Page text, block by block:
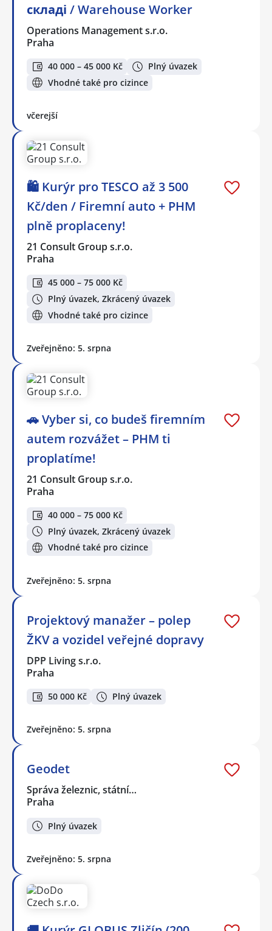
складі / Warehouse Worker
Operations Management s.r.o.
Praha
40 000 – 45 000 Kč
Plný úvazek
Vhodné také pro cizince
včerejší
🛍️ Kurýr pro TESCO až 3 500
Kč/den / Firemní auto + PHM
plně proplaceny!
21 Consult Group s.r.o.
Praha
45 000 – 75 000 Kč
Plný úvazek, Zkrácený úvazek
Vhodné také pro cizince
Zveřejněno: 5. srpna
🚗 Vyber si, co budeš firemním
autem rozvážet – PHM ti
proplatíme!
21 Consult Group s.r.o.
Praha
40 000 – 75 000 Kč
Plný úvazek, Zkrácený úvazek
Vhodné také pro cizince
Zveřejněno: 5. srpna
Projektový manažer – polep
ŽKV a vozidel veřejné dopravy
DPP Living s.r.o.
Praha
50 000 Kč Plný úvazek
Zveřejněno: 5. srpna
Geodet
Správa železnic, státní…
Praha
Plný úvazek
Zveřejněno: 5. srpna